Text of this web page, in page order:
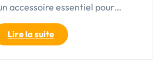
accessoire essentiel pour…
Lire la suite"Le
sac
de